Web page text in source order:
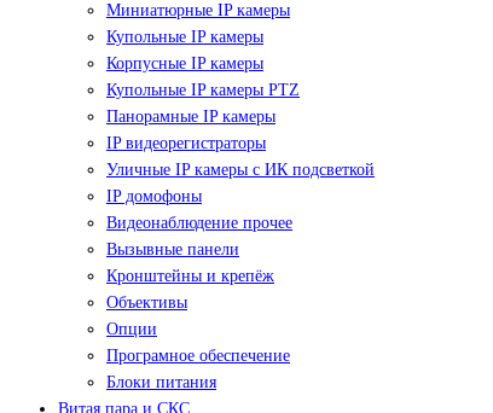
Миниатюрные IP камеры
Купольные IP камеры
Корпусные IP камеры
Купольные IP камеры PTZ
Панорамные IP камеры
IP видеорегистраторы
Уличные IP камеры с ИК подсветкой
IP домофоны
Видеонаблюдение прочее
Вызывные панели
Кронштейны и крепёж
Объективы
Опции
Програмное обеспечение
Блоки питания
Витая пара и СКС